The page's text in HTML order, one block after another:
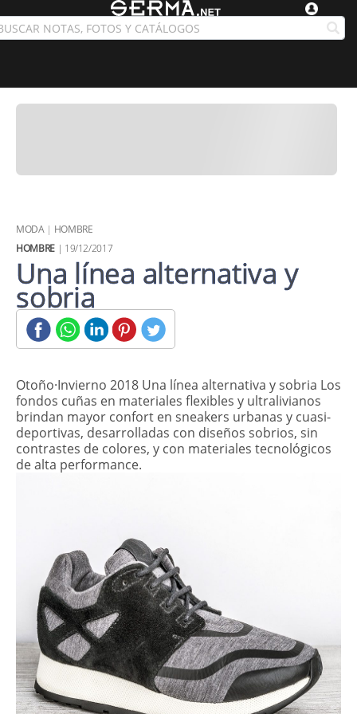
MODA| HOMBRE
HOMBRE| 19/12/2017
Una línea alternativa y
sobria
Otoño·Invierno 2018 Una línea alternativa y sobria Los
fondos cuñas en materiales flexibles y ultralivianos
brindan mayor confort en sneakers urbanas y cuasi-
deportivas, desarrolladas con diseños sobrios, sin
contrastes de colores, y con materiales tecnológicos
de alta performance.